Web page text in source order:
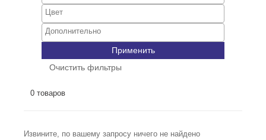
Применить
Очистить фильтры
0 товаров
Извините, по вашему запросу ничего не найдено